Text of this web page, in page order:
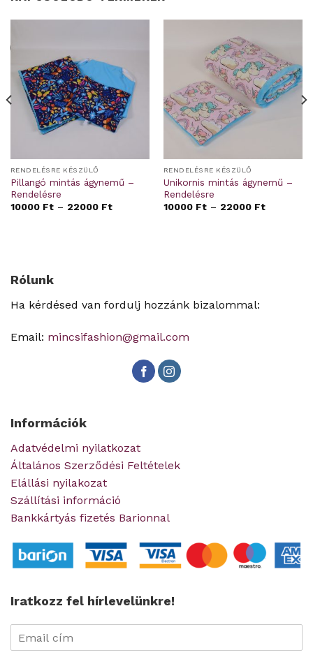
RENDELÉSRE KÉSZÜLŐ
Pillangó mintás ágynemű –
Rendelésre
10000 Ft– 22000 Ft
RENDELÉSRE KÉSZÜLŐ
Unikornis mintás ágynemű –
Rendelésre
10000 Ft– 22000 Ft
Rólunk
Ha kérdésed van fordulj hozzánk bizalommal:
Email: mincsifashion@gmail.com
Információk
Adatvédelmi nyilatkozat
Általános Szerződési Feltételek
Elállási nyilakozat
Szállítási információ
Bankkártyás fizetés Barionnal
Iratkozz fel hírlevelünkre!